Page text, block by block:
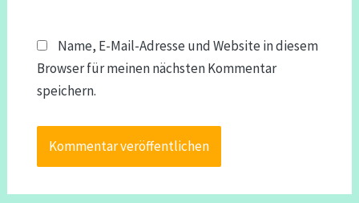
Name, E-Mail-Adresse und Website in diesem
Browser für meinen nächsten Kommentar
speichern.